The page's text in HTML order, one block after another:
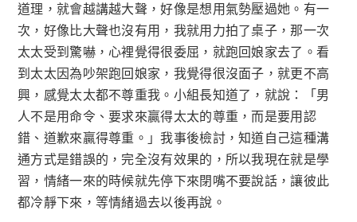
道理，就會越講越大聲，好像是想用氣勢壓過她。有一
次，好像比大聲也沒有用，我就用力拍了桌子，那一次
太太受到驚嚇，心裡覺得很委屈，就跑回娘家去了。看
到太太因為吵架跑回娘家，我覺得很沒面子，就更不高
興，感覺太太都不尊重我。小組長知道了，就說：「男
人不是用命令、要求來贏得太太的尊重，而是要用認
錯、道歉來贏得尊重。」我事後檢討，知道自己這種溝
通方式是錯誤的，完全沒有效果的，所以我現在就是學
習，情緒一來的時候就先停下來閉嘴不要說話，讓彼此
都冷靜下來，等情緒過去以後再說。